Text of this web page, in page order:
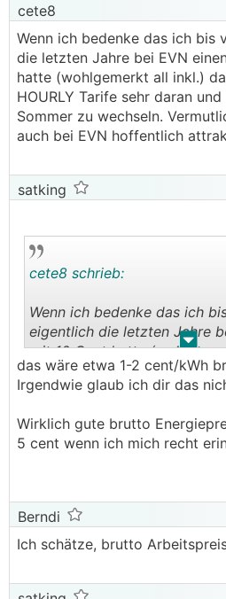
cete8
Wenn ich bedenke das ich bis
die letzten Jahre bei EVN
hatte (wohlgemerkt all inkl.)
HOURLY Tarife sehr daran
Sommer zu wechseln.
auch bei EVN hoffentlich
satking
. .
cete8 schrieb:
Wenn ich bedenke das ich
eigentlich die letzten Jahre
mit 10 Cent hatte
erinnern mich die HOURLY
ich überlege stark im
hoffentlich attraktivere
das wäre etwa 1-2 cent/kWh
Irgendwie glaub ich dir das
Wirklich gute brutto
5 cent wenn ich mich recht
Berndi
Ich schätze, brutto